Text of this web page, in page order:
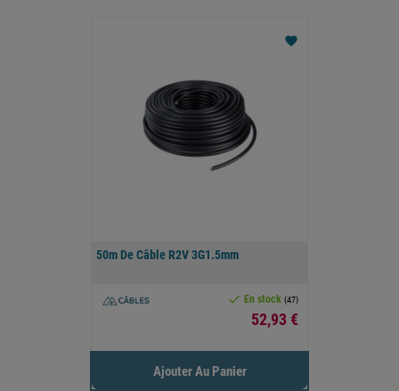
50m De Câble R2V 3G1.5mm
 En stock (47)
Prix
52,93 €
favorite
Ajouter Au Panier